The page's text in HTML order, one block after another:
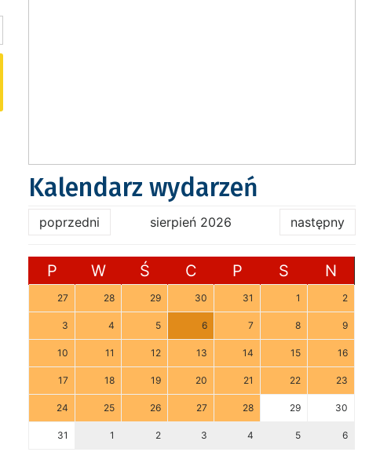
Kalendarz wydarzeń
poprzedni sierpień 2026 następny
P W Ś C P S N
27 28 29 30 31 1 2
3 4 5 6 7 8 9
10 11 12 13 14 15 16
17 18 19 20 21 22 23
24 25 26 27 28 29 30
31 1 2 3 4 5 6